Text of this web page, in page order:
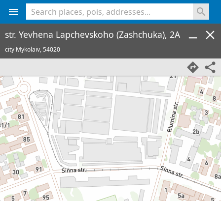
str. Yevhena Lapchevskoho (Zashchuka), 2A
city Mykolaiv,54020
<% console.log(hcard) %>